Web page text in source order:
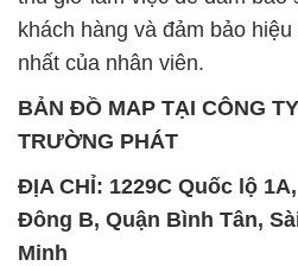
khách hàng và đảm bảo
nhất của nhân viên.
BẢN ĐỒ MAP TẠI CÔNG
TRƯỜNG PHÁT
ĐỊA CHỈ: 1229C Quốc lộ
Đông B, Quận Bình Tân,
Minh